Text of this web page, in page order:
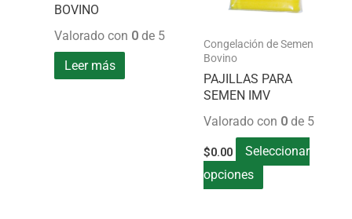
BOVINO
Valorado con 0 de 5
Leer más
Congelación de Semen
Bovino
PAJILLAS PARA
SEMEN IMV
Valorado con 0de 5
$0.00
Seleccionar
opciones
opciones
pueden
elegir
en
la
página